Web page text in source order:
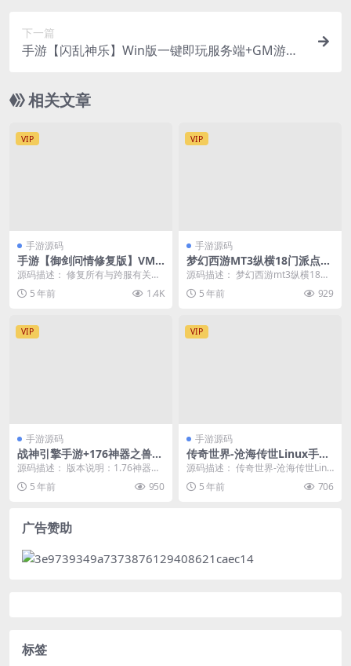
下一篇
手游【闪乱神乐】Win版一键即玩服务端+GM游戏
相关文章
VIP
手游源码
手游【御剑问情修复版】VM
一键端+授权后台+视频教程附
带外网教程
源码描述： 修复所有与跨服有关内
容 跨服BOSS 跨服六界活动 跨服挖
矿等等所有...
5 年前 1.4K
VIP
手游源码
梦幻西游MT3纵横18门派点化
宠物装备套装新玩法时装武器
+linux架设教程+GM工具后台
源码描述： 梦幻西游mt3纵横18门
派点化宠物装备套装新玩法时装武
器+linux...
5 年前 929
VIP
手游源码
战神引擎手游+176神器之兽神
降临+特色复古版本+安卓苹果
双端+架设教程
源码描述： 版本说明：1.76神器之
兽是目前比较新的独家特色赤月复
古版本，里面的...
5 年前 950
VIP
手游源码
传奇世界-沧海传世Linux手工
端+安卓苹果双端+GM授权后
台+战旗+元神+明文资源
源码描述： 传奇世界-沧海传世Linu
x手工端+安卓苹果双端+GM授权后
台+战旗...
5 年前 706
广告赞助
标签